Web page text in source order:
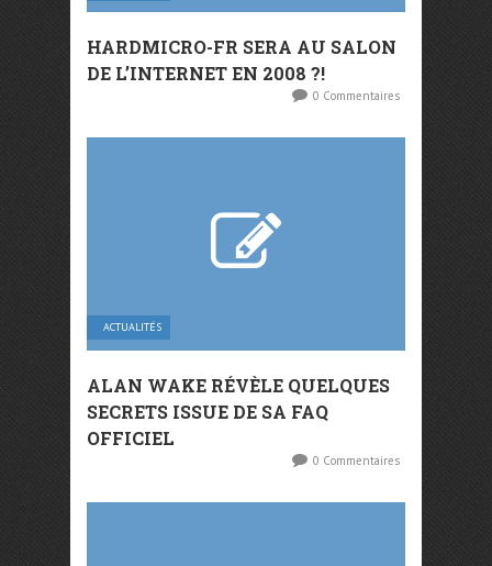
HARDMICRO-FR SERA AU SALON
DE L’INTERNET EN 2008 ?!
0 Commentaires
ACTUALITÉS
ALAN WAKE RÉVÈLE QUELQUES
SECRETS ISSUE DE SA FAQ
OFFICIEL
0 Commentaires